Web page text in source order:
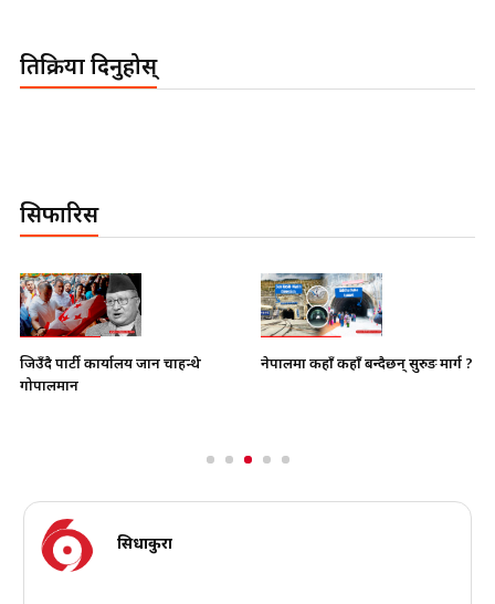
प्रतिक्रिया दिनुहोस्
सिफारिस
जिउँदै पार्टी कार्यालय जान चाहन्थे
गोपालमान
नेपालमा कहाँ कहाँ बन्दैछन् सुरुङ मार्ग ?
सिधाकुरा